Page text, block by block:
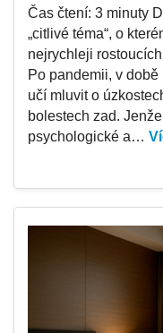
Čas čtení: 3 minuty
„citlivé téma“, o
nejrychleji
Po pandemii, v
učí mluvit o
bolestech zad.
psychologické a…